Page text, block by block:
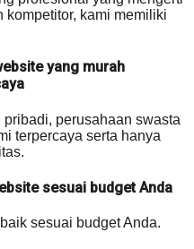
kami memiliki
yang murah
perusahaan swasta
terpercaya serta hanya
sesuai budget Anda
sesuai budget Anda.